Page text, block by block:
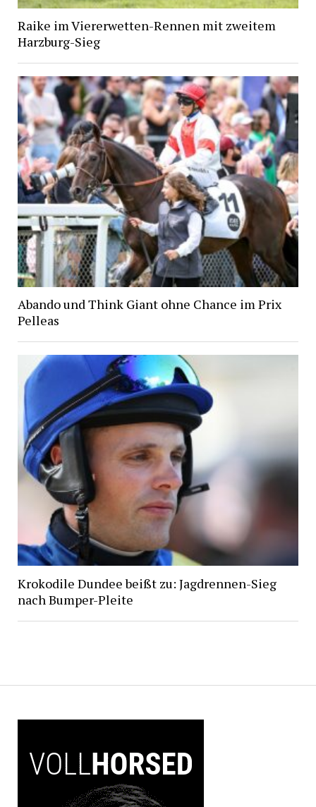
Raike im Viererwetten-Rennen mit zweitem
Harzburg-Sieg
Abando und Think Giant ohne Chance im Prix
Pelleas
Krokodile Dundee beißt zu: Jagdrennen-Sieg
nach Bumper-Pleite